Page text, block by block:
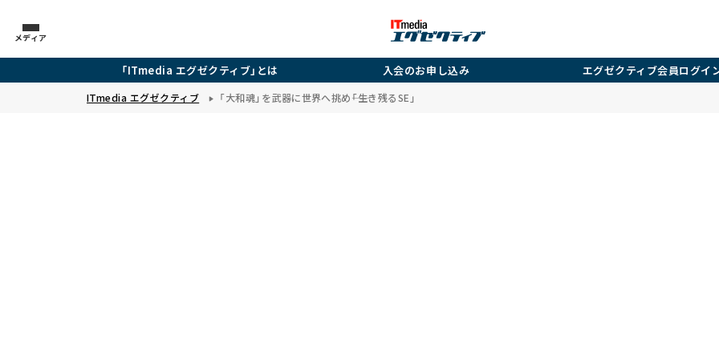
メディア
「ITmedia エグゼクティブ」とは 入会のお申し込み エグゼクティブ会員ログイ
ITmedia エグゼクティブ 「大和魂」を武器に世界へ挑め――「生き残るSE」